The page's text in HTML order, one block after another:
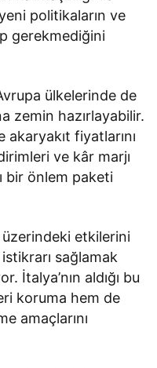
politikaların ve
gerekmediğini
ülkelerinde de
zemin hazırlayabilir.
fiyatlarını
ve kâr marjı
bir önlem paketi
etkilerini
sağlamak
İtalya’nın aldığı bu
koruma hem de
amaçlarını